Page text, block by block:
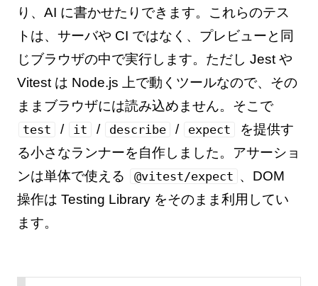
り、AI に書かせたりできます。これらのテス
トは、サーバや CI ではなく、プレビューと同
じブラウザの中で実行します。ただし Jest や
Vitest は Node.js 上で動くツールなので、その
ままブラウザには読み込めません。そこで
test / it / describe / expect
を提供す
る小さなランナーを自作しました。アサーショ
ンは単体で使える
@vitest/expect 、DOM
操作は Testing Library をそのまま利用してい
ます。